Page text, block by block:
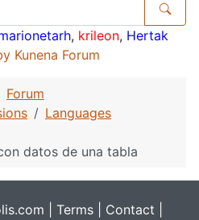
, krileon, Hertak
Kunena Forum
Forum
Languages
datos de una tabla
| Terms Contact